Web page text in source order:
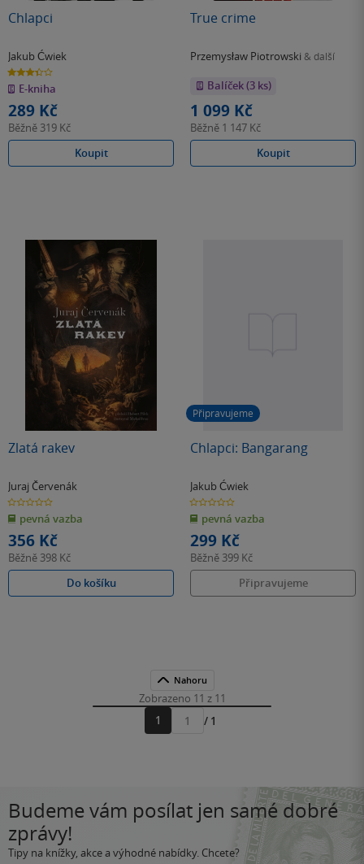
Chlapci
Jakub Ćwiek
3.4
z
5
hvězdiček
E-kniha
289 Kč
Běžně 319 Kč
Koupit
True crime
Przemysław Piotrowski & další
Balíček (3 ks)
1 099 Kč
Běžně 1 147 Kč
Koupit
Zlatá rakev
Juraj Červenák
0.0
z
5
hvězdiček
pevná vazba
356 Kč
Běžně 398 Kč
Do košíku
Připravujeme
Chlapci: Bangarang
Jakub Ćwiek
0.0
z
5
hvězdiček
pevná vazba
299 Kč
Běžně 399 Kč
Připravujeme
Nahoru
Zobrazeno 11 z 11
1
Přejít
/ 1
Budeme vám posílat jen samé dobré
zprávy!
Tipy na knížky, akce a výhodné nabídky. Chcete?